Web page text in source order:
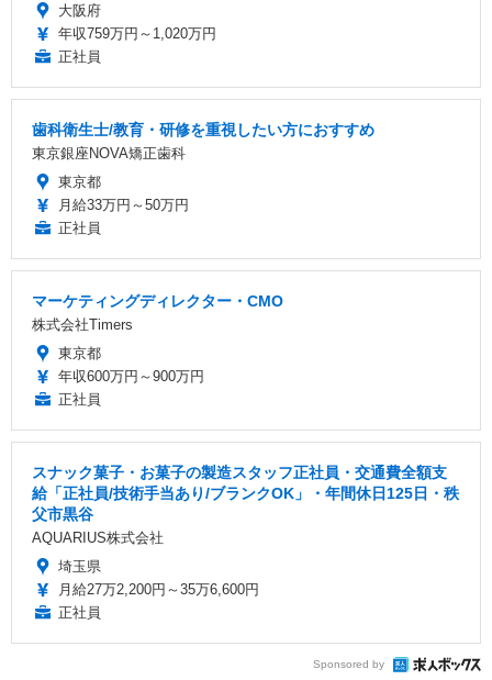
大阪府
年収759万円～1,020万円
正社員
歯科衛生士/教育・研修を重視したい方におすすめ
東京銀座NOVA矯正歯科
東京都
月給33万円～50万円
正社員
マーケティングディレクター・CMO
株式会社Timers
東京都
年収600万円～900万円
正社員
スナック菓子・お菓子の製造スタッフ正社員・交通費全額支
給「正社員/技術手当あり/ブランクOK」・年間休日125日・秩
父市黒谷
AQUARIUS株式会社
埼玉県
月給27万2,200円～35万6,600円
正社員
Sponsored by